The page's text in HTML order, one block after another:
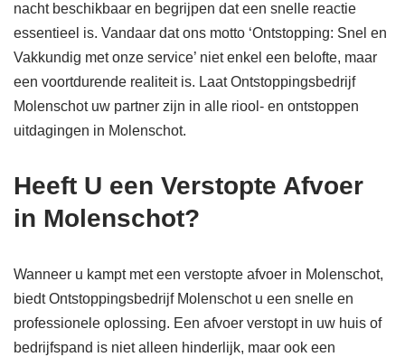
nacht beschikbaar en begrijpen dat een snelle reactie
essentieel is. Vandaar dat ons motto ‘Ontstopping: Snel en
Vakkundig met onze service’ niet enkel een belofte, maar
een voortdurende realiteit is. Laat Ontstoppingsbedrijf
Molenschot uw partner zijn in alle riool- en ontstoppen
uitdagingen in Molenschot.
Heeft U een Verstopte Afvoer
in Molenschot?
Wanneer u kampt met een verstopte afvoer in Molenschot,
biedt Ontstoppingsbedrijf Molenschot u een snelle en
professionele oplossing. Een afvoer verstopt in uw huis of
bedrijfspand is niet alleen hinderlijk, maar ook een